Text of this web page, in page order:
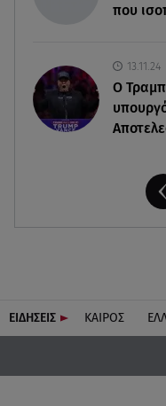
που
13.11.24
O
ΕΙΔΗΣΕΙΣ ΚΑΙΡΟΣ